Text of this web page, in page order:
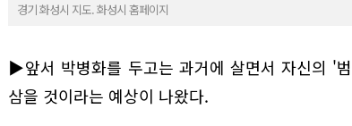
경기 화성시 지도. 화성시 홈페이지
▶앞서 박병화를 두고는 과거에 살면서 자신의 '
삼을 것이라는 예상이 나왔다.